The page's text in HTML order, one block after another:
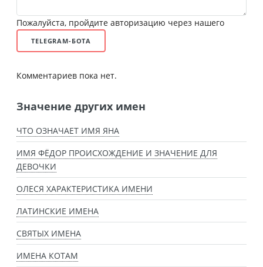
Пожалуйста, пройдите авторизацию через нашего
TELEGRAM-БОТА
Комментариев пока нет.
Значение других имен
ЧТО ОЗНАЧАЕТ ИМЯ ЯНА
ИМЯ ФЁДОР ПРОИСХОЖДЕНИЕ И ЗНАЧЕНИЕ ДЛЯ
ДЕВОЧКИ
ОЛЕСЯ ХАРАКТЕРИСТИКА ИМЕНИ
ЛАТИНСКИЕ ИМЕНА
СВЯТЫХ ИМЕНА
ИМЕНА КОТАМ